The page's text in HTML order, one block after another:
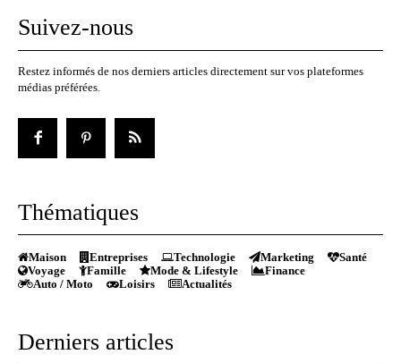
Suivez-nous
Restez informés de nos derniers articles directement sur vos plateformes
médias préférées.
Thématiques
Maison Entreprises Technologie Marketing
Santé
Voyage
Famille Mode & Lifestyle
Finance
Auto / Moto
Loisirs Actualités
Derniers articles